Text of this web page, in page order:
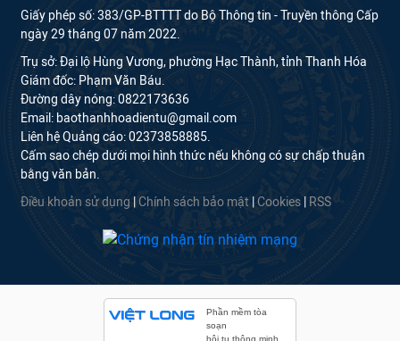
Giấy phép số: 383/GP-BTTTT do Bộ Thông tin - Truyền thông Cấp
ngày 29 tháng 07 năm 2022.
Trụ sở: Đại lộ Hùng Vương, phường Hạc Thành, tỉnh Thanh Hóa
Giám đốc: Phạm Văn Báu.
Đường dây nóng: 0822173636
Email: baothanhhoadientu@gmail.com
Liên hệ Quảng cáo: 02373858885.
Cấm sao chép dưới mọi hình thức nếu không có sự chấp thuận
bằng văn bản.
Điều khoản sử dụng
Chính sách bảo mật Cookies RSS
Phần mềm tòa
soạn